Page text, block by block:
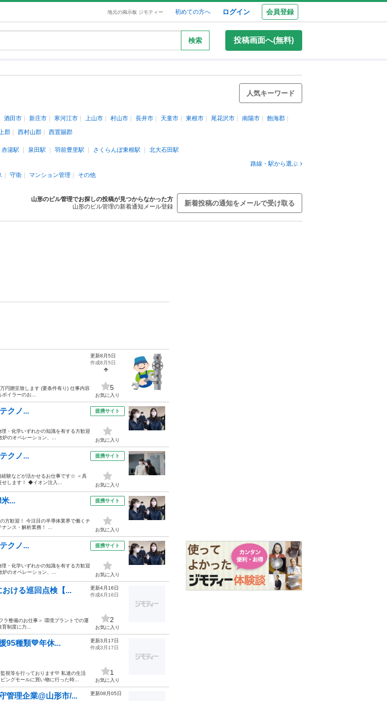
地元の掲示板 ジモティー 初めての方へ ログイン 会員登録
検索 投稿画面へ(無料)
人気キーワード
酒田市 新庄市 寒河江市 上山市 村山市 長井市 天童市 東根市 尾花沢市 南陽市
飽海郡
郡 西村山郡 西置賜郡
赤湯駅 泉田駅 羽前豊里駅 さくらんぼ東根駅
北大石田駅
路線・駅から選ぶ
守衛 マンション管理 その他
山形のビル管理でお探しの投稿が見つからなかった方
山形のビル管理の新着通知メール登録
新着投稿の通知をメールで受け取る
円贈呈致します (要条件有り) 仕事内容
イラーのお...
更新8月5日
作成8月5日
5
お気に入り
クノ...
・化学いずれかの知識を有する方歓迎
のオペレーション、...
提携サイト
お気に入り
クノ...
経験などが活かせるお仕事です☆ ＜具
します！ ◆イオン注入...
提携サイト
お気に入り
...
方歓迎！ 今注目の半導体業界で働くチ
ンス・解析業務！ ...
提携サイト
お気に入り
クノ...
・化学いずれかの知識を有する方歓迎
のオペレーション、...
提携サイト
お気に入り
ける巡回点検【...
ラ整備のお仕事＞ 環境プラントでの運
制度に力...
更新4月16日
作成4月16日
2
お気に入り
95種類💛年休...
視等を行っております💛 私達の生活
ングモールに買い物に行った時...
更新3月17日
作成3月17日
1
お気に入り
管理企業@山形市/... 更新08月05日